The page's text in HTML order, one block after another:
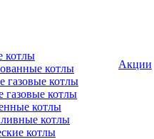
котлы
котлы
газовые котлы
газовые котлы
котлы
котлы
котлы
Акции